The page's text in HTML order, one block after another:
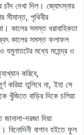
দেখা দিল। জ্যোৎস্নার
সীমান্ত, পৃথিবীর
কালের সমস্ত ধরাবাহিকতা
কালের সমস্ত ফলাফল
যমুনাতটের মধ্যে মহেন্দ্র ও
করিবে,
করিয়া তুলিবে না, ইহা সে
খুঁজিতে বাড়ির দিকে চলিয়া
দরজা দিয়া
বিনোদিনী বাগান হইতে ফুল